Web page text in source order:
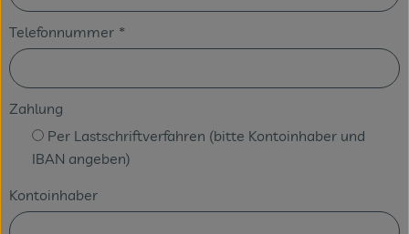
Telefonnummer *
Zahlung
Per Lastschriftverfahren (bitte Kontoinhaber und
IBAN angeben)
Kontoinhaber